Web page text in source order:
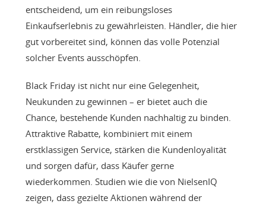
entscheidend, um ein reibungsloses
Einkaufserlebnis zu gewährleisten. Händler, die hier
gut vorbereitet sind, können das volle Potenzial
solcher Events ausschöpfen.
Black Friday ist nicht nur eine Gelegenheit,
Neukunden zu gewinnen – er bietet auch die
Chance, bestehende Kunden nachhaltig zu binden.
Attraktive Rabatte, kombiniert mit einem
erstklassigen Service, stärken die Kundenloyalität
und sorgen dafür, dass Käufer gerne
wiederkommen. Studien wie die von NielsenIQ
zeigen, dass gezielte Aktionen während der